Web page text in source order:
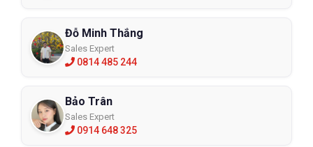
Đỗ Minh Thắng
Sales Expert
0814 485 244
Bảo Trân
Sales Expert
0914 648 325